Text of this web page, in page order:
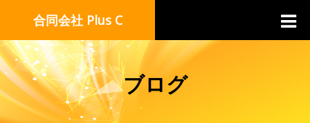
合同会社 Plus C
ブログ